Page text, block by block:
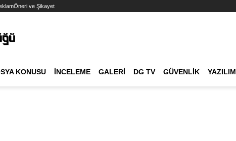
Öneri ve Şikayet
KONUSU İNCELEME GALERI DG TV GÜVENLIK YAZILIM